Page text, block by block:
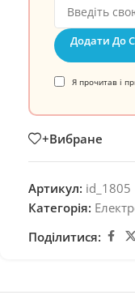
Додати До
Я прочитав і
+Вибране
Артикул: id_1805
Категорія:
Поділитися: